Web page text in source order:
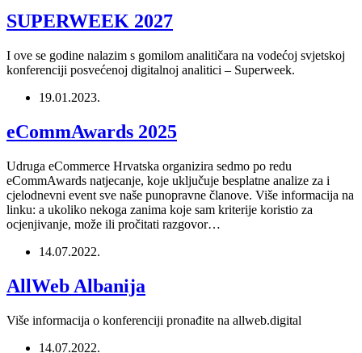
SUPERWEEK 2027
I ove se godine nalazim s gomilom analitičara na vodećoj svjetskoj
konferenciji posvećenoj digitalnoj analitici – Superweek.
19.01.2023.
eCommAwards 2025
Udruga eCommerce Hrvatska organizira sedmo po redu
eCommAwards natjecanje, koje uključuje besplatne analize za i
cjelodnevni event sve naše punopravne članove. Više informacija na
linku: a ukoliko nekoga zanima koje sam kriterije koristio za
ocjenjivanje, može ili pročitati razgovor…
14.07.2022.
AllWeb Albanija
Više informacija o konferenciji pronađite na allweb.digital
14.07.2022.